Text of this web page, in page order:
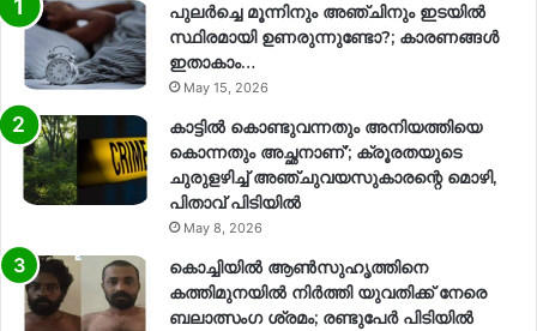
പുലർച്ചെ മൂന്നിനും അഞ്ചിനും ഇടയിൽ
സ്ഥിരമായി ഉണരുന്നുണ്ടോ?; കാരണങ്ങള്‍
ഇതാകാം…
May 15, 2026
കാട്ടിൽ കൊണ്ടുവന്നതും അനിയത്തിയെ
കൊന്നതും അച്ഛനാണ്’; ക്രൂരതയുടെ
ചുരുളഴിച്ച് അഞ്ചുവയസുകാരന്റെ മൊഴി,
പിതാവ് പിടിയിൽ
May 8, 2026
കൊച്ചിയിൽ ആൺസുഹൃത്തിനെ
കത്തിമുനയിൽ നിർത്തി യുവതിക്ക് നേരെ
ബലാത്സംഗ​ ശ്രമം; രണ്ടുപേർ പിടിയിൽ